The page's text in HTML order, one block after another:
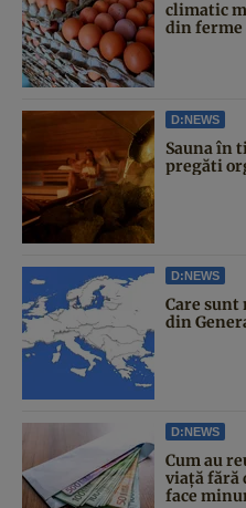
climatic
din ferme
D:NEWS
Sauna în
pregăti
D:NEWS
Care
din
D:NEWS
Cum au
viață fără
face